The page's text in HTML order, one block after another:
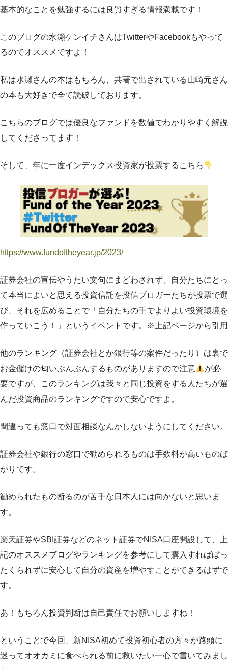
基本的なことを勉強するには良質すぎる情報満載です！
このブログの水瀬ケンイチさんはTwitterやFacebookもやって
るのでオススメですよ！
私は水瀬さんの本はもちろん、共著で出されている山崎元さん
の本も大好きで全て読破しております。
こちらのブログでは優良なファンドを数値でわかりやすく解説
してくださってます！
そして、年に一度インデックス投資家が投票するこちら
https://www.fundoftheyear.jp/2023/
証券会社の宣伝やうたい文句にまどわされず、自分たちにとっ
て本当によいと思える投資信託を投信ブロガーたちが投票で選
び、それを広めることで「自分たちの手でよりよい投資環境を
作っていこう！」というイベントです。※上記ページから引用
他のランキング（証券会社とか銀行等の案件だったり）は裏で
お金儲けの匂いぷんぷんするものがありますので注意
が必
要ですが、このランキングは我々と同じ投資をする人たちが選
んだ投資商品のランキングですので安心ですよ。
間違っても窓口で対面相談なんかしないようにしてください。
証券会社や銀行の窓口で勧められるものは手数料が高いものば
かりです。
勧められたもの断るのが苦手な日本人には向かないと思いま
す。
楽天証券やSBI証券などのネット証券でNISA口座開設して、上
記のオススメブログやランキングを参考にして購入すればぼっ
たくられずに安心して自分の資産を増やすことができるはずで
す。
あ！もちろん投資判断は自己責任でお願いしますね！
ということで今回、新NISA初めて投資初心者の方々が路頭に
迷ってオオカミに食べられる前に救いたい一心で書いてみまし